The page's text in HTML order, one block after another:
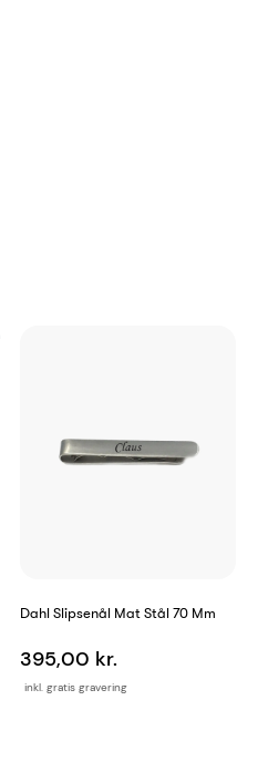
Dahl Slipsenål Mat Stål 70 Mm
inkl. gratis gravering
395,00 kr.